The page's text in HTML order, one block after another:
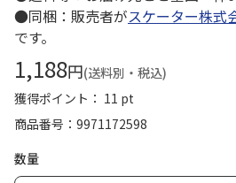
●同梱：販売者がスケーター株式
です。
1,188円(送料別・税込)
獲得ポイント： 11 pt
商品番号
9971172598
数量